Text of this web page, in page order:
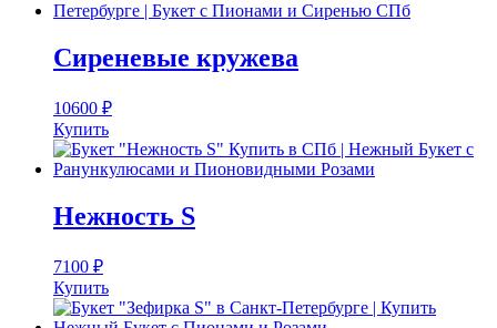
Сиреневые кружева
10600 ₽
Купить
Нежность S
7100 ₽
Купить